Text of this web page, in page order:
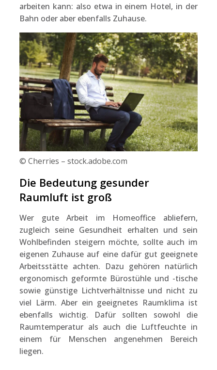
arbeiten kann: also etwa in einem Hotel, in der
Bahn oder aber ebenfalls Zuhause.
© Cherries – stock.adobe.com
Die Bedeutung gesunder
Raumluft ist groß
Wer gute Arbeit im Homeoffice abliefern,
zugleich seine Gesundheit erhalten und sein
Wohlbefinden steigern möchte, sollte auch im
eigenen Zuhause auf eine dafür gut geeignete
Arbeitsstätte achten. Dazu gehören natürlich
ergonomisch geformte Bürostühle und -tische
sowie günstige Lichtverhältnisse und nicht zu
viel Lärm. Aber ein geeignetes Raumklima ist
ebenfalls wichtig. Dafür sollten sowohl die
Raumtemperatur als auch die Luftfeuchte in
einem für Menschen angenehmen Bereich
liegen.